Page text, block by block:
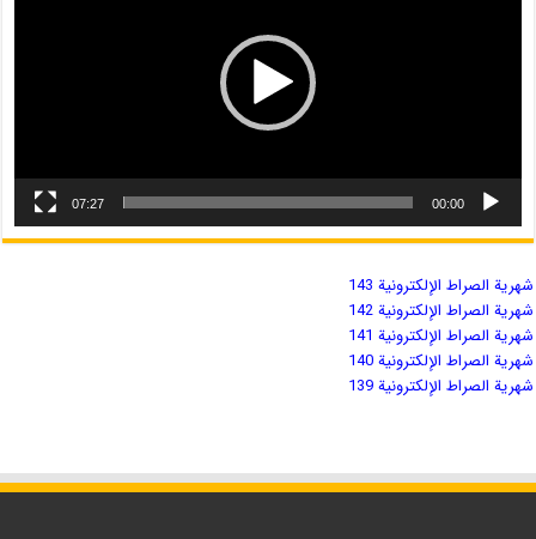
00:00
07:27
شهریة الصراط الإلكترونية 143
شهریة الصراط الإلكترونية 142
شهریة الصراط الإلكترونية 141
شهریة الصراط الإلكترونية 140
شهریة الصراط الإلكترونية 139